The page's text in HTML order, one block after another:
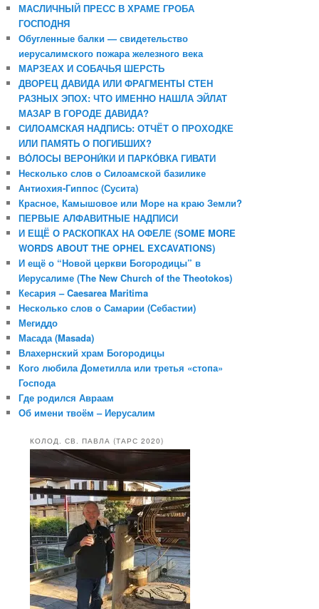
МАСЛИЧНЫЙ ПРЕСС В ХРАМЕ ГРОБА
ГОСПОДНЯ
Обугленные балки — свидетельство
иерусалимского пожара железного века
МАРЗЕАХ И СОБАЧЬЯ ШЕРСТЬ
ДВОРЕЦ ДАВИДА ИЛИ ФРАГМЕНТЫ СТЕН
РАЗНЫХ ЭПОХ: ЧТО ИМЕННО НАШЛА ЭЙЛАТ
МАЗАР В ГОРОДЕ ДАВИДА?
СИЛОАМСКАЯ НАДПИСЬ: ОТЧЁТ О ПРОХОДКЕ
ИЛИ ПАМЯТЬ О ПОГИБШИХ?
ВО́ЛОСЫ ВЕРОНИ́КИ И ПАРКО́ВКА ГИВАТИ
Несколько слов о Силоамской базилике
Антиохия-Гиппос (Сусита)
Красное, Камышовое или Море на краю Земли?
ПЕРВЫЕ АЛФАВИТНЫЕ НАДПИСИ
И ЕЩЁ О РАСКОПКАХ НА ОФЕЛЕ (SOME MORE
WORDS ABOUT THE OPHEL EXCAVATIONS)
И ещё о “Новой церкви Богородицы” в
Иерусалиме (The New Church of the Theotokos)
Кесария – Caesarea Maritima
Несколько слов о Самарии (Себастии)
Мегиддо
Масада (Masada)
Влахернский храм Богородицы
Кого любила Дометилла или третья «стопа»
Господа
Где родился Авраам
Об имени твоём – Иерусалим
КОЛОД. СВ. ПАВЛА (ТАРС 2020)